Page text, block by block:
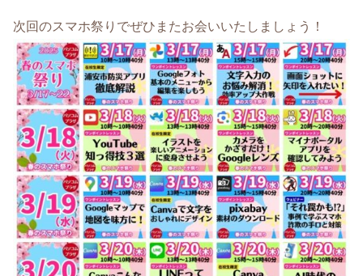
次回のスマホ祭りでぜひまたお会いいたしましょう！